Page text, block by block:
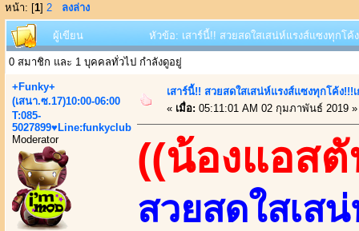
หน้า: [1] 2 ลงล่าง
ผู้เขียน หัวข้อ: เสาร์นี้!! สวยสดใสเสน่ห์แรงส์แซงทุกโ
0 สมาชิก และ 1 บุคคลทั่วไป กำลังดูอยู่
+Funky+
(เสนา.ซ.17)10:00-06:00
T:085-
5027899♥Line:funkyclub
Moderator
เสาร์นี้!! สวยสดใสเสน่ห์แรงส์แซงทุกโค้ง
« เมื่อ: 05:11:01 AM 02 กุมภาพันธ์ 2019 »
((น้องแอส
สวยสดใสเส